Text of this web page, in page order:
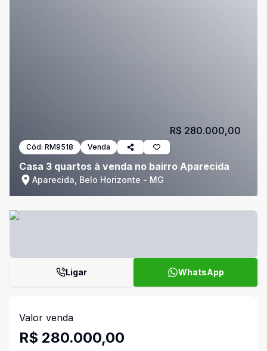
Cód: RM9518 Venda
Casa 3 quartos à venda no bairro Aparecida
Aparecida, Belo Horizonte - MG
R$ 280.000,00
Ligar WhatsApp
Valor venda
R$ 280.000,00